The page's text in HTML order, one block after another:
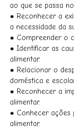
ao que se passa
● Reconhecer a
a necessidade da
● Compreender o
● Identificar as
alimentar.
● Relacionar o
doméstica e
● Reconhecer a
alimentar.
● Conhecer ações
alimentar.